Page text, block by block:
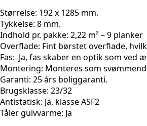
Størrelse: 192 x 1285 mm.
Tykkelse: 8 mm.
Indhold pr. pakke: 2,22 m² – 9 planker
Overflade: Fint børstet overflade,
Fas: Ja, fas skaber en optik som ved
Montering: Monteres som
Garanti: 25 års boliggaranti.
Brugsklasse: 23/32
Antistatisk: Ja, klasse ASF2
Tåler gulvvarme: Ja